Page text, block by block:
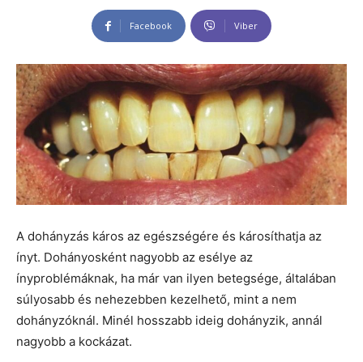
Facebook Viber
A dohányzás káros az egészségére és károsíthatja az
ínyt. Dohányosként nagyobb az esélye az
ínyproblémáknak, ha már van ilyen betegsége, általában
súlyosabb és nehezebben kezelhető, mint a nem
dohányzóknál. Minél hosszabb ideig dohányzik, annál
nagyobb a kockázat.